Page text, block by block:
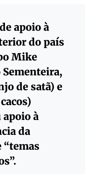
apoio à
do país
Mike
Sementeira,
de satã) e
à
da
“temas